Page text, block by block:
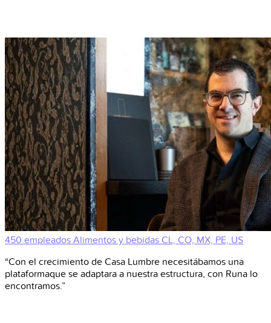
450 empleados Alimentos y bebidas CL, CO, MX, PE, US
“Con el crecimiento de Casa Lumbre necesitábamos una
plataformaque se adaptara a nuestra estructura, con Runa lo
encontramos.”